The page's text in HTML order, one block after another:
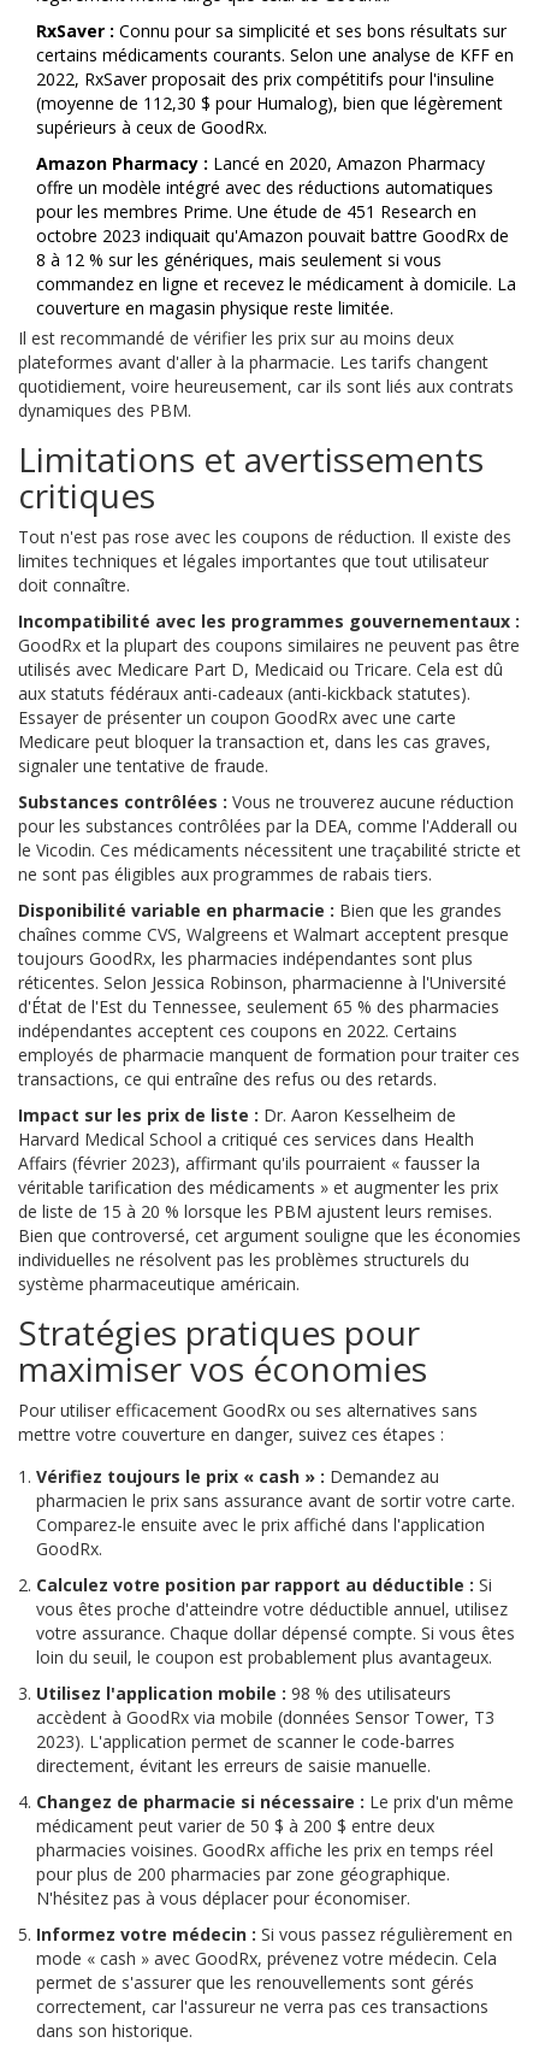
RxSaver : Connu pour sa simplicité et ses bons résultats sur
certains médicaments courants. Selon une analyse de KFF en
2022, RxSaver proposait des prix compétitifs pour l'insuline
(moyenne de 112,30 $ pour Humalog), bien que légèrement
supérieurs à ceux de GoodRx.
Amazon Pharmacy : Lancé en 2020, Amazon Pharmacy
offre un modèle intégré avec des réductions automatiques
pour les membres Prime. Une étude de 451 Research en
octobre 2023 indiquait qu'Amazon pouvait battre GoodRx de
8 à 12 % sur les génériques, mais seulement si vous
commandez en ligne et recevez le médicament à domicile. La
couverture en magasin physique reste limitée.
Il est recommandé de vérifier les prix sur au moins deux
plateformes avant d'aller à la pharmacie. Les tarifs changent
quotidiement, voire heureusement, car ils sont liés aux contrats
dynamiques des PBM.
Limitations et avertissements
critiques
Tout n'est pas rose avec les coupons de réduction. Il existe des
limites techniques et légales importantes que tout utilisateur
doit connaître.
Incompatibilité avec les programmes gouvernementaux :
GoodRx et la plupart des coupons similaires ne peuvent pas être
utilisés avec Medicare Part D, Medicaid ou Tricare. Cela est dû
aux statuts fédéraux anti-cadeaux (anti-kickback statutes).
Essayer de présenter un coupon GoodRx avec une carte
Medicare peut bloquer la transaction et, dans les cas graves,
signaler une tentative de fraude.
Substances contrôlées : Vous ne trouverez aucune réduction
pour les substances contrôlées par la DEA, comme l'Adderall ou
le Vicodin. Ces médicaments nécessitent une traçabilité stricte et
ne sont pas éligibles aux programmes de rabais tiers.
Disponibilité variable en pharmacie : Bien que les grandes
chaînes comme CVS, Walgreens et Walmart acceptent presque
toujours GoodRx, les pharmacies indépendantes sont plus
réticentes. Selon Jessica Robinson, pharmacienne à l'Université
d'État de l'Est du Tennessee, seulement 65 % des pharmacies
indépendantes acceptent ces coupons en 2022. Certains
employés de pharmacie manquent de formation pour traiter ces
transactions, ce qui entraîne des refus ou des retards.
Impact sur les prix de liste : Dr. Aaron Kesselheim de
Harvard Medical School a critiqué ces services dans Health
Affairs (février 2023), affirmant qu'ils pourraient « fausser la
véritable tarification des médicaments » et augmenter les prix
de liste de 15 à 20 % lorsque les PBM ajustent leurs remises.
Bien que controversé, cet argument souligne que les économies
individuelles ne résolvent pas les problèmes structurels du
système pharmaceutique américain.
Stratégies pratiques pour
maximiser vos économies
Pour utiliser efficacement GoodRx ou ses alternatives sans
mettre votre couverture en danger, suivez ces étapes :
Vérifiez toujours le prix « cash » : Demandez au
pharmacien le prix sans assurance avant de sortir votre carte.
Comparez-le ensuite avec le prix affiché dans l'application
GoodRx.
Calculez votre position par rapport au déductible : Si
vous êtes proche d'atteindre votre déductible annuel, utilisez
votre assurance. Chaque dollar dépensé compte. Si vous êtes
loin du seuil, le coupon est probablement plus avantageux.
Utilisez l'application mobile : 98 % des utilisateurs
accèdent à GoodRx via mobile (données Sensor Tower, T3
2023). L'application permet de scanner le code-barres
directement, évitant les erreurs de saisie manuelle.
Changez de pharmacie si nécessaire : Le prix d'un même
médicament peut varier de 50 $ à 200 $ entre deux
pharmacies voisines. GoodRx affiche les prix en temps réel
pour plus de 200 pharmacies par zone géographique.
N'hésitez pas à vous déplacer pour économiser.
Informez votre médecin : Si vous passez régulièrement en
mode « cash » avec GoodRx, prévenez votre médecin. Cela
permet de s'assurer que les renouvellements sont gérés
correctement, car l'assureur ne verra pas ces transactions
dans son historique.